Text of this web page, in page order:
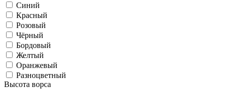
Синий
Красный
Розовый
Чёрный
Бордовый
Желтый
Оранжевый
Разноцветный
Высота ворса